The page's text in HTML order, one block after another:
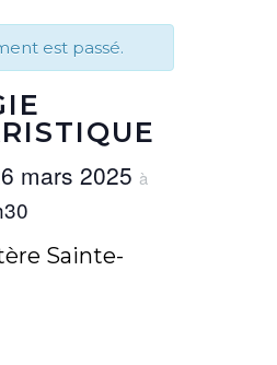
est passé.
mars 2025 à
Sainte-